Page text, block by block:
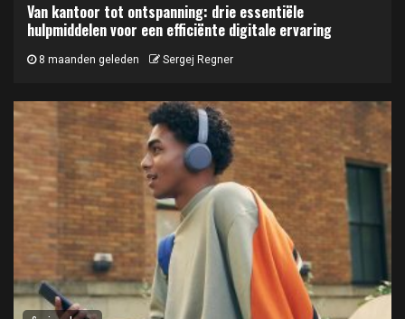
Van kantoor tot ontspanning: drie essentiële
hulpmiddelen voor een efficiënte digitale ervaring
8 maanden geleden Sergej Regner